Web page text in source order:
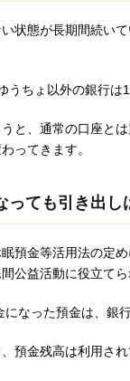
状態が長期間続い
うちょ以外の銀行は
と、通常の口座と
ってきます。
っても引き出し
預金等活用法の定
公益活動に役立てら
なった預金は、銀
預金残高は利用さ